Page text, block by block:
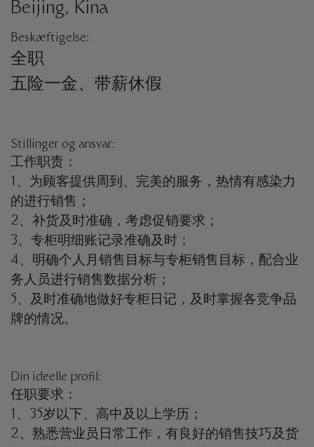
Beijing, Kina
Beskæftigelse:
全职
五险一金、带薪休假
Stillinger og ansvar:
工作职责：
1、为顾客提供周到、完美的服务，热情有感染力
的进行销售；
2、补货及时准确，考虑促销要求；
3、专柜明细账记录准确及时；
4、明确个人月销售目标与专柜销售目标，配合业
务人员进行销售数据分析；
5、及时准确地做好专柜日记，及时掌握各竞争品
牌的情况。
Din ideelle profil:
任职要求：
1、35岁以下、高中及以上学历；
2、熟悉营业员日常工作，有良好的销售技巧及货